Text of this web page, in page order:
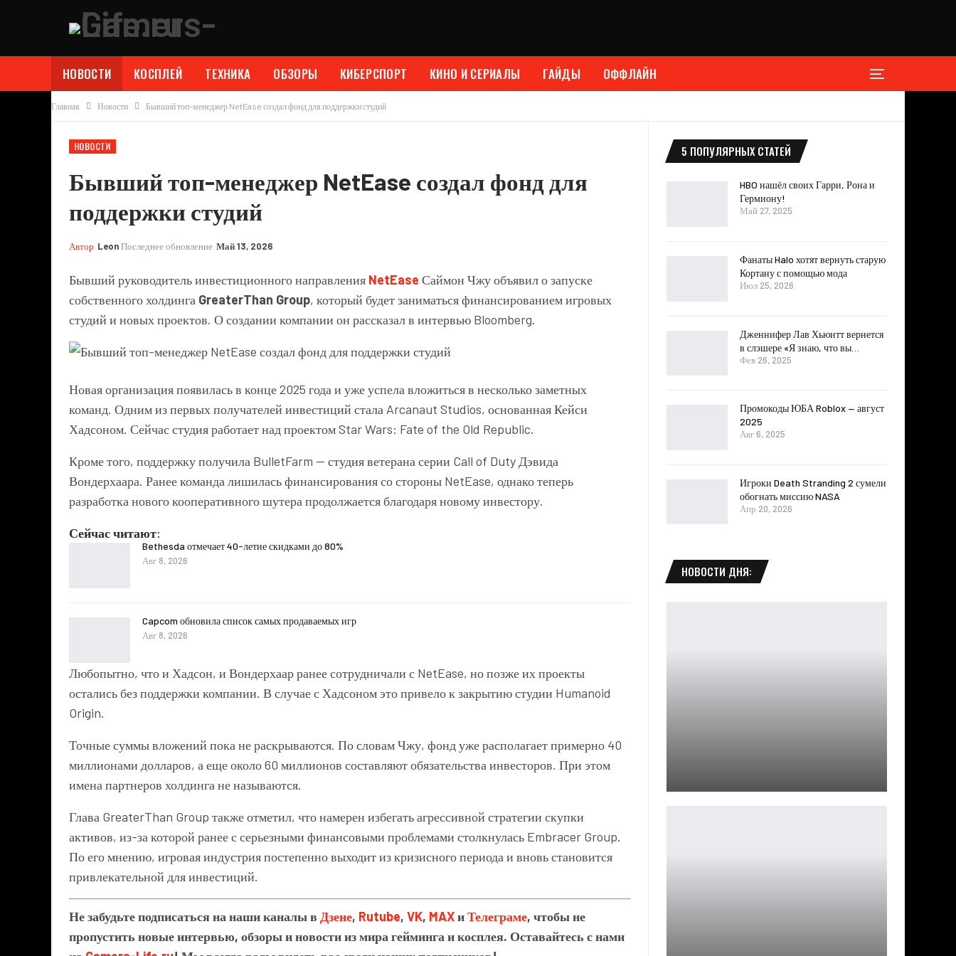
НОВОСТИ КОСПЛЕЙ ТЕХНИКА ОБЗОРЫ КИБЕРСПОРТ КИНО И СЕРИАЛЫ ГАЙДЫ ОФФЛАЙН
Главная Новости Бывший топ-менеджер NetEase создал фонд для поддержки студий
НОВОСТИ
Бывший топ-менеджер NetEase создал фонд для
поддержки студий
Автор LeonПоследнее обновление Май 13, 2026
Бывший руководитель инвестиционного направления NetEase Саймон Чжу объявил о запуске
собственного холдинга GreaterThan Group, который будет заниматься финансированием игровых
студий и новых проектов. О создании компании он рассказал в интервью Bloomberg.
Новая организация появилась в конце 2025 года и уже успела вложиться в несколько заметных
команд. Одним из первых получателей инвестиций стала Arcanaut Studios, основанная Кейси
Хадсоном. Сейчас студия работает над проектомStar Wars: Fate of the Old Republic.
Кроме того, поддержку получила BulletFarm — студия ветерана серии Call of Duty Дэвида
Вондерхаара. Ранее команда лишилась финансирования со стороны NetEase, однако теперь
разработка нового кооперативного шутера продолжается благодаря новому инвестору.
Сейчас читают:
Bethesda отмечает 40-летие скидками до 80%
Авг 8, 2026
Capcom обновила список самых продаваемых игр
Авг 8, 2026
Любопытно, что и Хадсон, и Вондерхаар ранее сотрудничали с NetEase, но позже их проекты
остались без поддержки компании. В случае с Хадсоном это привело к закрытию студии Humanoid
Origin.
Точные суммы вложений пока не раскрываются. По словам Чжу, фонд уже располагает примерно 40
миллионами долларов, а еще около 60 миллионов составляют обязательства инвесторов. При этом
имена партнеров холдинга не называются.
Глава GreaterThan Group также отметил, что намерен избегать агрессивной стратегии скупки
активов, из-за которой ранее с серьезными финансовыми проблемами столкнулась Embracer Group.
По его мнению, игровая индустрия постепенно выходит из кризисного периода и вновь становится
привлекательной для инвестиций.
Не забудьте подписаться на наши каналы в Дзене, Rutube, VK, MAXиТелеграме, чтобы не
пропустить новые интервью, обзоры и новости из мира гейминга и косплея. Оставайтесь с нами
5 ПОПУЛЯРНЫХ СТАТЕЙ
HBO нашёл своих Гарри, Рона и
Гермиону!
Май 27, 2025
Фанаты Halo хотят вернуть старую
Кортану с помощью мода
Июл 25, 2026
Дженнифер Лав Хьюитт вернется
в слэшере «Я знаю, что вы…
Фев 26, 2025
Промокоды ЮБА Roblox — август
2025
Авг 6, 2025
Игроки Death Stranding 2 сумели
обогнать миссию NASA
Апр 20, 2026
НОВОСТИ ДНЯ: